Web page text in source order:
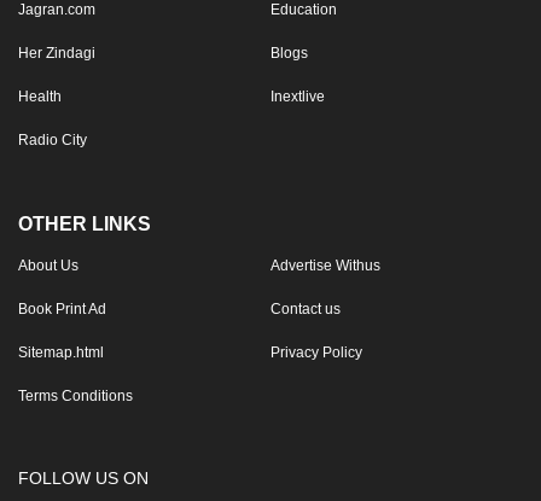
Jagran.com Education
Her Zindagi Blogs
Health Inextlive
Radio City
OTHER LINKS
About Us Advertise Withus
Book Print Ad Contact us
Sitemap.html Privacy Policy
Terms Conditions
FOLLOW US ON